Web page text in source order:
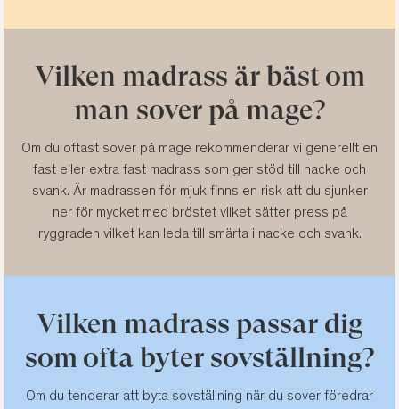
Vilken madrass är bäst om
man sover på mage?
Om du oftast sover på mage rekommenderar vi generellt en
fast eller extra fast madrass som ger stöd till nacke och
svank. Är madrassen för mjuk finns en risk att du sjunker
ner för mycket med bröstet vilket sätter press på
ryggraden vilket kan leda till smärta i nacke och svank.
Vilken madrass passar dig
som ofta byter sovställning?
Om du tenderar att byta sovställning när du sover föredrar